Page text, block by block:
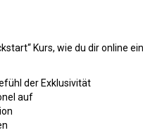
Kurs, wie du dir online
der Exklusivität
auf